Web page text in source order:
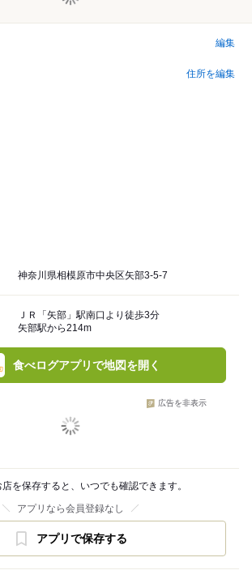
編集
住所を編集
神奈川県相模原市中央区矢部3-5-7
ＪＲ「矢部」駅南口より徒歩3分
矢部駅から214m
食べログアプリで地図を開く
広告を非表示
を保存すると、いつでも確認できます。
アプリなら会員登録なし
アプリで保存する